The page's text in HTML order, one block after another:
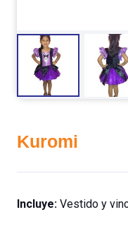
Kuromi
Incluye: Vestido y